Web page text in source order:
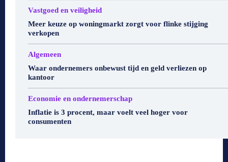
Vastgoed en veiligheid
Meer keuze op woningmarkt zorgt voor flinke stijging
verkopen
Algemeen
Waar ondernemers onbewust tijd en geld verliezen op
kantoor
Economie en ondernemerschap
Inflatie is 3 procent, maar voelt veel hoger voor
consumenten